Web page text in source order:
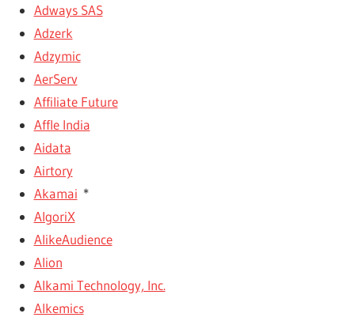
Adways SAS
Adzerk
Adzymic
AerServ
Affiliate Future
Affle India
Aidata
Airtory
Akamai *
AlgoriX
AlikeAudience
Alion
Alkami Technology, Inc.
Alkemics